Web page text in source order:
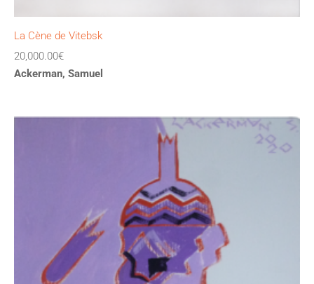
La Cène de Vitebsk
20,000.00€
Ackerman, Samuel